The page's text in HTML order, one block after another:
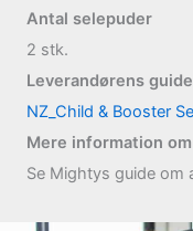
Antal selepuder
2 stk.
Leverandørens
NZ_Child & Booster
Mere information
Se Mightys guide om